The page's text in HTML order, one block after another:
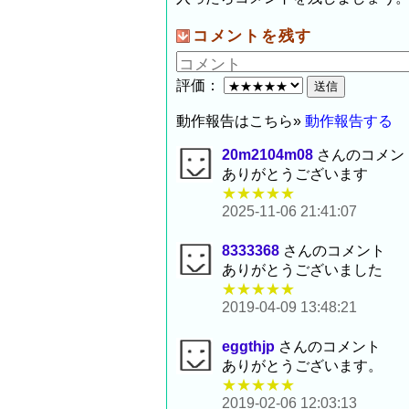
コメントを残す
評価：
動作報告はこちら» 動作報告する
20m2104m08 さんのコメン
ありがとうございます
★★★★★
2025-11-06 21:41:07
8333368 さんのコメント
ありがとうございました
★★★★★
2019-04-09 13:48:21
eggthjp さんのコメント
ありがとうございます。
★★★★★
2019-02-06 12:03:13